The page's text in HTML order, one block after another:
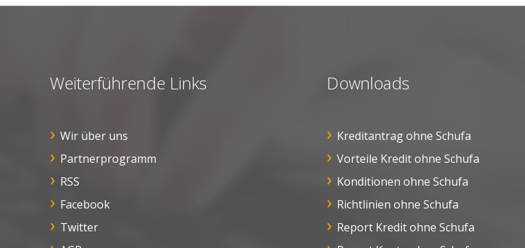
Weiterführende Links
Wir über uns
Partnerprogramm
RSS
Facebook
Twitter
Downloads
Kreditantrag ohne Schufa
Vorteile Kredit ohne Schufa
Konditionen ohne Schufa
Richtlinien ohne Schufa
Report Kredit ohne Schufa